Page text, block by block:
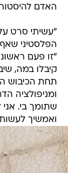
האדם
"עשיתי סרט
הפלסטיני
"זו פעם
תחת הכיבוש
ומניפולציה
שתומך בי.
ואמשיך